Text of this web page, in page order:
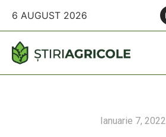
6 AUGUST 2026
Ianuarie 7, 2022